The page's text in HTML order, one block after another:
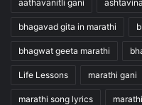
aathavanitli gani
bhagavad gita in marathi
bhagwat geeta marathi
Life Lessons marathi gani
marathi song lyrics